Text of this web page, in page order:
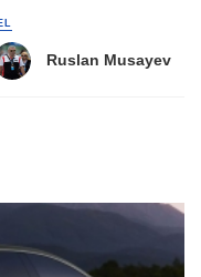
Ruslan Musayev